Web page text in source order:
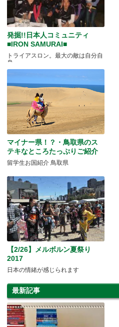
発掘!!日本人コミュニティ
■IRON SAMURAI■
トライアスロン。最大の敵は自分自
身
マイナー県！？・鳥取県のス
テキなところたっぷりご紹介
留学生お国紹介 鳥取県
【2/26】メルボルン夏祭り
2017
日本の情緒が感じられます
最新記事